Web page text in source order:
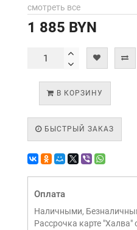
смотреть все
1 885 BYN
В КОРЗИНУ
БЫСТРЫЙ ЗАКАЗ
Оплата
Наличными,
Рассрочка карте